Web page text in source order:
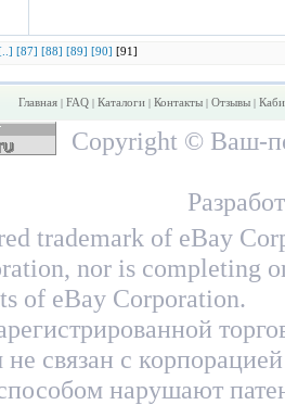
[87] [88] [89] [90] [91]
Главная | FAQ | Каталоги | Контакты | Отзывы |
Copyright © Ваш-
trademark of eBay
nor is completing
of eBay Corporation.
связан с
нарушают